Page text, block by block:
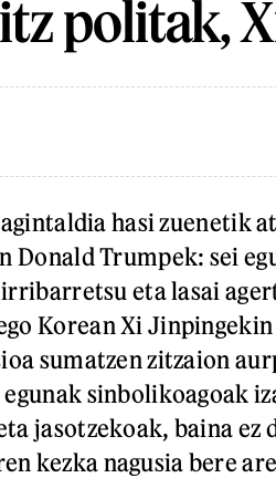
politak,
hasi zuenetik
Donald Trumpek: sei
eta lasai
Korean Xi
sumatzen zitzaion
sinbolikoagoak
jasotzekoak, baina ez
kezka nagusia bere